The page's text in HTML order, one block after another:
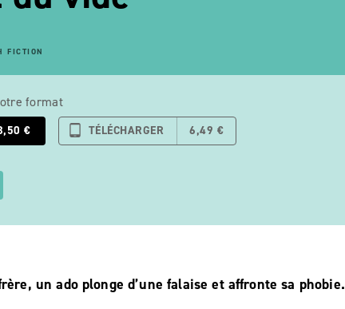
FICTION
format
€ tablet_android TÉLÉCHARGER 6,49 €
un ado plonge d’une falaise et affronte sa phobie.